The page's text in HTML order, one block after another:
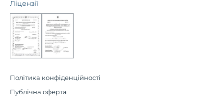
Ліцензії
Політика конфіденційності
Публічна оферта